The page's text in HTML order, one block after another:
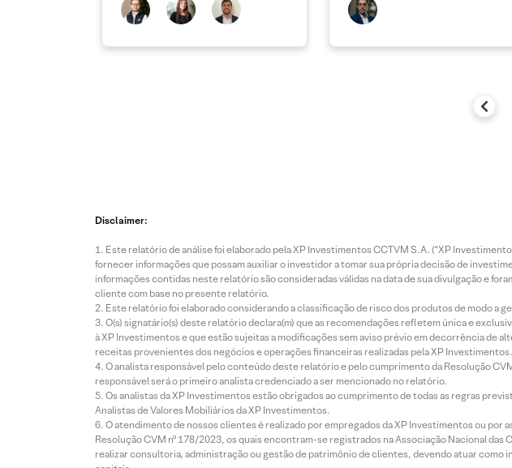
atuais
Disclaimer:
Este relatório de análise foi elaborado pela XP Investimentos CCTVM S.A. (“XP
fornecer informações que possam auxiliar o investidor a tomar sua própria decisão de
informações contidas neste relatório são consideradas válidas na data de sua divulgação e
cliente com base no presente relatório.
Este relatório foi elaborado considerando a classificação de risco dos produtos de modo a
O(s) signatário(s) deste relatório declara(m) que as recomendações refletem única e
à XP Investimentos e que estão sujeitas a modificações sem aviso prévio em decorrência de
receitas provenientes dos negócios e operações financeiras realizadas pela XP Investimentos.
O analista responsável pelo conteúdo deste relatório e pelo cumprimento da Resolução
responsável será o primeiro analista credenciado a ser mencionado no relatório.
Os analistas da XP Investimentos estão obrigados ao cumprimento de todas as regras
Analistas de Valores Mobiliários da XP Investimentos.
O atendimento de nossos clientes é realizado por empregados da XP Investimentos ou por
Resolução CVM nº 178/2023, os quais encontram-se registrados na Associação Nacional
realizar consultoria, administração ou gestão de patrimônio de clientes, devendo atuar